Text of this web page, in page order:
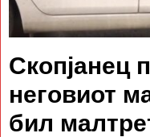
Скопјанец
неговиот
бил